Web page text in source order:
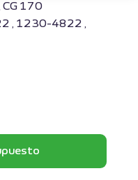
CG 170
, 1230-4822 ,